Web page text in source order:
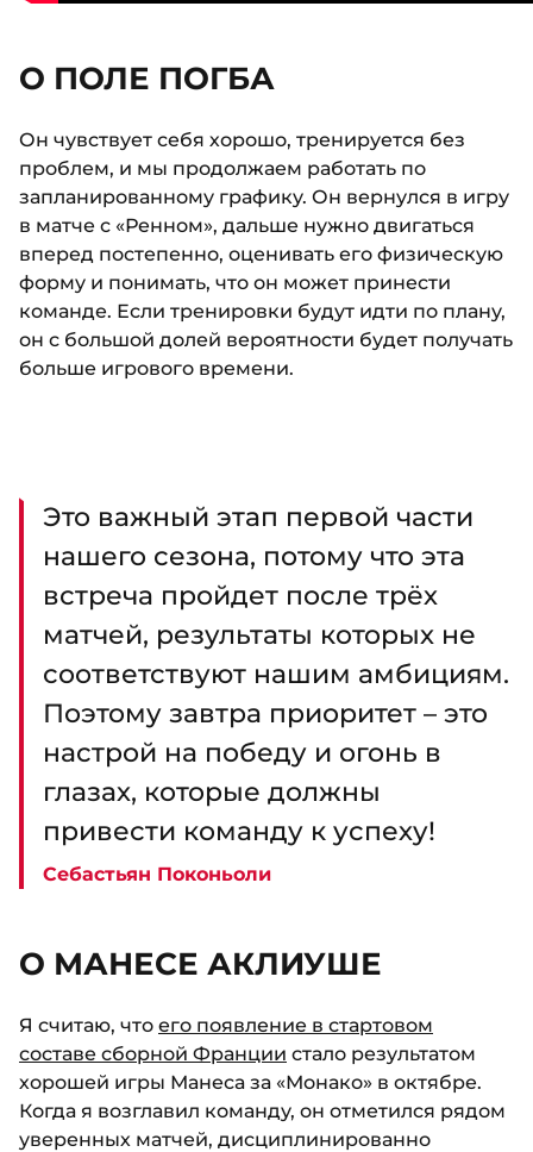
О ПОЛЕ ПОГБА
Он чувствует себя хорошо, тренируется без
проблем, и мы продолжаем работать по
запланированному графику. Он вернулся в игру
в матче с «Ренном», дальше нужно двигаться
вперед постепенно, оценивать его физическую
форму и понимать, что он может принести
команде. Если тренировки будут идти по плану,
он с большой долей вероятности будет получать
больше игрового времени.
Это важный этап первой части
нашего сезона, потому что эта
встреча пройдет после трёх
матчей, результаты которых не
соответствуют нашим амбициям.
Поэтому завтра приоритет – это
настрой на победу и огонь в
глазах, которые должны
привести команду к успеху!
Себастьян Поконьоли
О МАНЕСЕ АКЛИУШЕ
Я считаю, что его появление в стартовом
составе сборной Франции стало результатом
хорошей игры Манеса за «Монако» в октябре.
Когда я возглавил команду, он отметился рядом
уверенных матчей, дисциплинированно